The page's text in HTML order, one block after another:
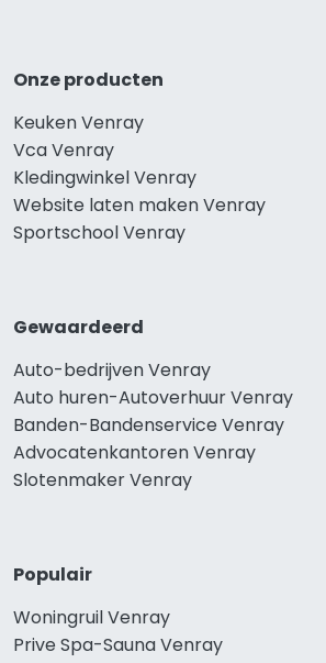
Onze producten
Keuken Venray
Vca Venray
Kledingwinkel Venray
Website laten maken Venray
Sportschool Venray
Gewaardeerd
Auto-bedrijven Venray
Auto huren-Autoverhuur Venray
Banden-Bandenservice Venray
Advocatenkantoren Venray
Slotenmaker Venray
Populair
Woningruil Venray
Prive Spa-Sauna Venray